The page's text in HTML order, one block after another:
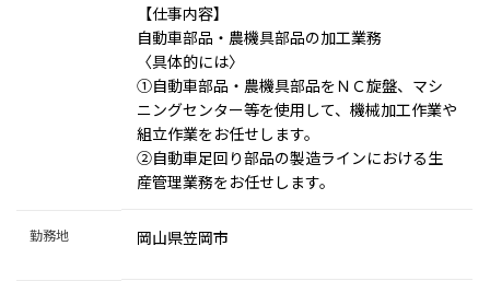
【仕事内容】
自動車部品・農機具部品の加工業務
〈具体的には〉
①自動車部品・農機具部品をＮＣ旋盤、マシ
ニングセンター等を使用して、機械加工作業や
組立作業をお任せします。
②自動車足回り部品の製造ラインにおける生
産管理業務をお任せします。
勤務地 岡山県笠岡市